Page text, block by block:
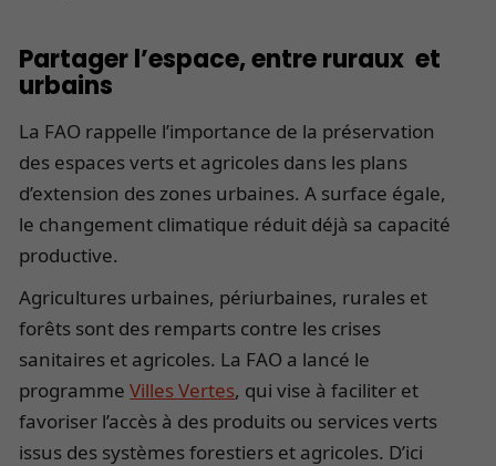
Partager l’espace, entre ruraux et
urbains
La FAO rappelle l’importance de la préservation
des espaces verts et agricoles dans les plans
d’extension des zones urbaines. A surface égale,
le changement climatique réduit déjà sa capacité
productive.
Agricultures urbaines, périurbaines, rurales et
forêts sont des remparts contre les crises
sanitaires et agricoles. La FAO a lancé le
programmeVilles Vertes, qui vise à faciliter et
favoriser l’accès à des produits ou services verts
issus des systèmes forestiers et agricoles. D’ici